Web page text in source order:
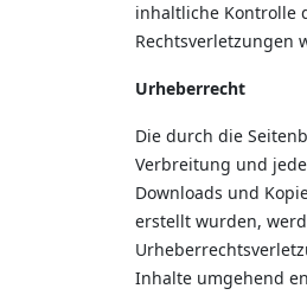
inhaltliche Kontrolle
Rechtsverletzungen
Urheberrecht
Die durch die
Verbreitung und
Downloads und
erstellt wurden,
Inhalte umgehend